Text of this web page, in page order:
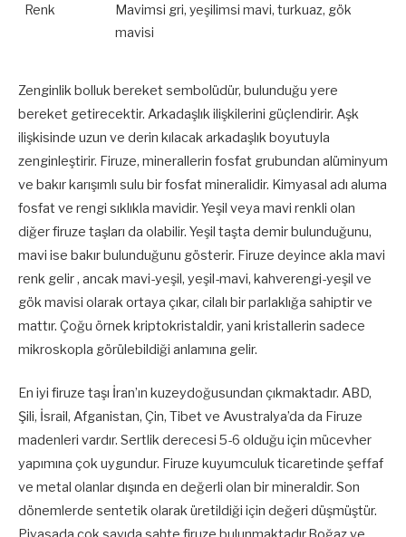
Renk
Mavimsi gri, yeşilimsi mavi, turkuaz, gök
mavisi
Zenginlik bolluk bereket sembolüdür, bulunduğu yere
bereket getirecektir. Arkadaşlık ilişkilerini güçlendirir. Aşk
ilişkisinde uzun ve derin kılacak arkadaşlık boyutuyla
zenginleştirir. Firuze, minerallerin fosfat grubundan alüminyum
ve bakır karışımlı sulu bir fosfat mineralidir. Kimyasal adı aluma
fosfat ve rengi sıklıkla mavidir. Yeşil veya mavi renkli olan
diğer firuze taşları da olabilir. Yeşil taşta demir bulunduğunu,
mavi ise bakır bulunduğunu gösterir. Firuze deyince akla mavi
renk gelir , ancak mavi-yeşil, yeşil-mavi, kahverengi-yeşil ve
gök mavisi olarak ortaya çıkar, cilalı bir parlaklığa sahiptir ve
mattır. Çoğu örnek kriptokristaldir, yani kristallerin sadece
mikroskopla görülebildiği anlamına gelir.
En iyi firuze taşı İran’ın kuzeydoğusundan çıkmaktadır. ABD,
Şili, İsrail, Afganistan, Çin, Tibet ve Avustralya’da da Firuze
madenleri vardır. Sertlik derecesi 5-6 olduğu için mücevher
yapımına çok uygundur. Firuze kuyumculuk ticaretinde şeffaf
ve metal olanlar dışında en değerli olan bir mineraldir. Son
dönemlerde sentetik olarak üretildiği için değeri düşmüştür.